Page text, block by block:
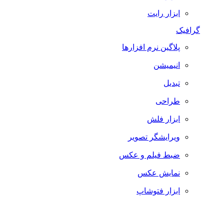
ابزار رایت
گرافیک
پلاگین نرم افزارها
انیمیشن
تبدیل
طراحی
ابزار فلش
ویرایشگر تصویر
ضبط فيلم و عكس
نمایش عکس
ابزار فتوشاپ